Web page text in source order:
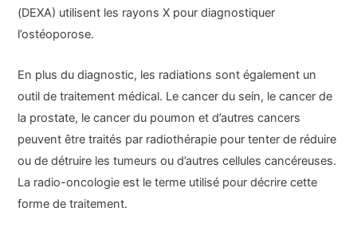
(DEXA) utilisent les rayons X pour diagnostiquer
l’ostéoporose.
En plus du diagnostic, les radiations sont également un
outil de traitement médical. Le cancer du sein, le cancer de
la prostate, le cancer du poumon et d’autres cancers
peuvent être traités par radiothérapie pour tenter de réduire
ou de détruire les tumeurs ou d’autres cellules cancéreuses.
La radio-oncologie est le terme utilisé pour décrire cette
forme de traitement.